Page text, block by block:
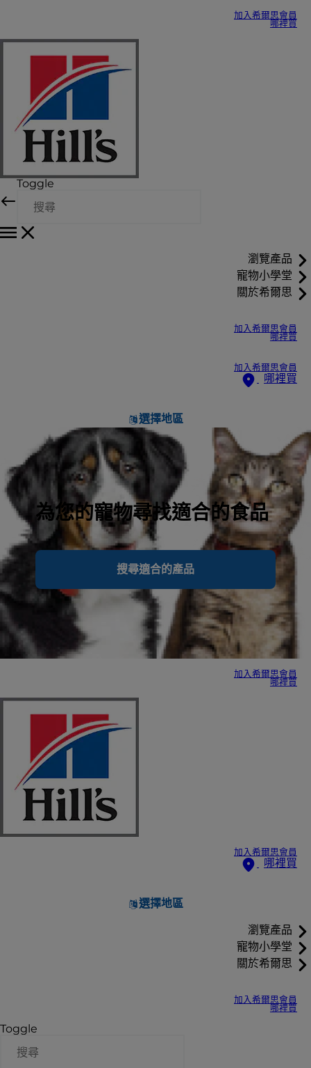
加入希爾思會員
哪裡買
Toggle
瀏覽產品
寵物小學堂
關於希爾思
加入希爾思會員
哪裡買
加入希爾思會員
哪裡買
選擇地區
為您的寵物尋找適合的食品
搜尋適合的產品
加入希爾思會員
哪裡買
加入希爾思會員
哪裡買
選擇地區
瀏覽產品
寵物小學堂
關於希爾思
加入希爾思會員
哪裡買
Toggle